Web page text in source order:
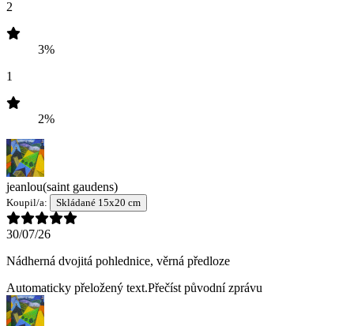
2
3%
1
2%
jeanlou(saint gaudens)
Koupil/a: Skládané 15x20 cm
30/07/26
Nádherná dvojitá pohlednice, věrná předloze
Automaticky přeložený text.Přečíst původní zprávu